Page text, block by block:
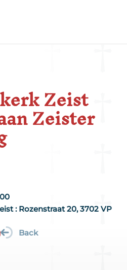
Zeist
Zeister
: Rozenstraat 20, 3702 VP
Back